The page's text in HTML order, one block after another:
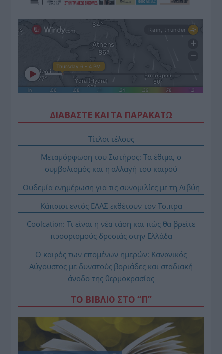
ΔΙΑΒΑΣΤΕ ΚΑΙ ΤΑ ΠΑΡΑΚΑΤΩ
Τίτλοι τέλους
Μεταμόρφωση του Σωτήρος: Τα έθιμα, ο
συμβολισμός και η αλλαγή του καιρού
Ουδεμία ενημέρωση για τις συνομιλίες με τη Λιβύη
Κάποιοι εντός ΕΛΑΣ εκθέτουν τον Τσίπρα
Coolcation: Τι είναι η νέα τάση και πώς θα βρείτε
προορισμούς δροσιάς στην Ελλάδα
Ο καιρός των επομένων ημερών: Κανονικός
Αύγουστος με δυνατούς βοριάδες και σταδιακή
άνοδο της θερμοκρασίας
ΤΟ ΒΙΒΛΙΟ ΣΤΟ “Π”